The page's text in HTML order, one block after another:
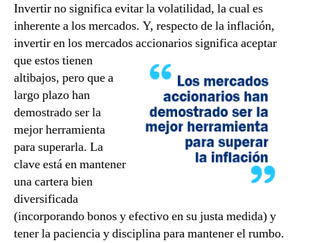
Invertir no significa evitar la volatilidad, la cual es
inherente a los mercados. Y, respecto de la inflación,
invertir en los mercadosaccionarios significa aceptar
que estos tienen
altibajos, pero que a
largo plazo han
demostrado ser la
mejor herramienta
para superarla. La
clave está en mantener
una cartera bien
diversificada
(incorporando bonos y efectivo en su justa medida) y
tener la paciencia y disciplina para mantener el rumbo.